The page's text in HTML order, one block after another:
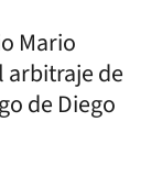
Mario
arbitraje de
de Diego